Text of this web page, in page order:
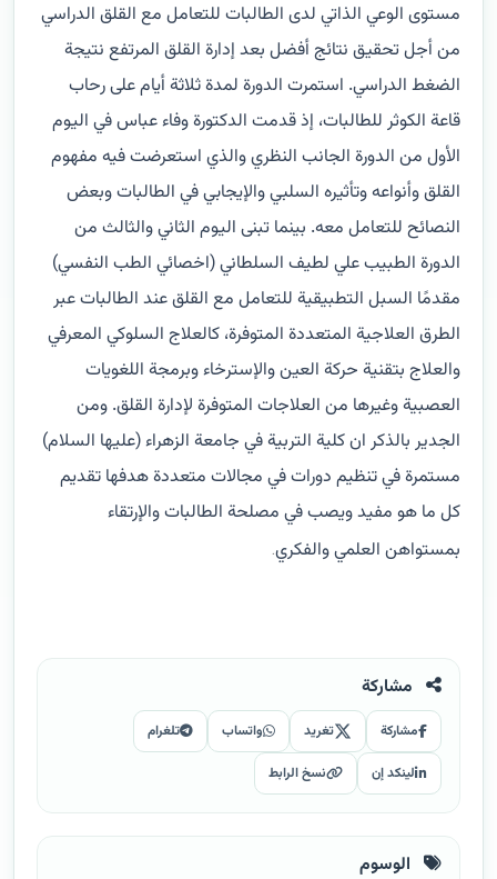
مستوى الوعي الذاتي لدى الطالبات للتعامل مع القلق الدراسي
من أجل تحقيق نتائج أفضل بعد إدارة القلق المرتفع نتيجة
الضغط الدراسي. استمرت الدورة لمدة ثلاثة أيام على رحاب
قاعة الكوثر للطالبات، إذ قدمت الدكتورة وفاء عباس في اليوم
الأول من الدورة الجانب النظري والذي استعرضت فيه مفهوم
القلق وأنواعه وتأثيره السلبي والإيجابي في الطالبات وبعض
النصائح للتعامل معه. بينما تبنى اليوم الثاني والثالث من
الدورة الطبيب علي لطيف السلطاني (اخصائي الطب النفسي)
مقدمًا السبل التطبيقية للتعامل مع القلق عند الطالبات عبر
الطرق العلاجية المتعددة المتوفرة، كالعلاج السلوكي المعرفي
والعلاج بتقنية حركة العين والإسترخاء وبرمجة اللغويات
العصبية وغيرها من العلاجات المتوفرة لإدارة القلق. ومن
الجدير بالذكر ان كلية التربية في جامعة الزهراء (عليها السلام)
مستمرة في تنظيم دورات في مجالات متعددة هدفها تقديم
كل ما هو مفيد ويصب في مصلحة الطالبات والإرتقاء
بمستواهن العلمي والفكري.
مشاركة
مشاركة تغريد واتساب تلغرام
لينكد إن نسخ الرابط
الوسوم